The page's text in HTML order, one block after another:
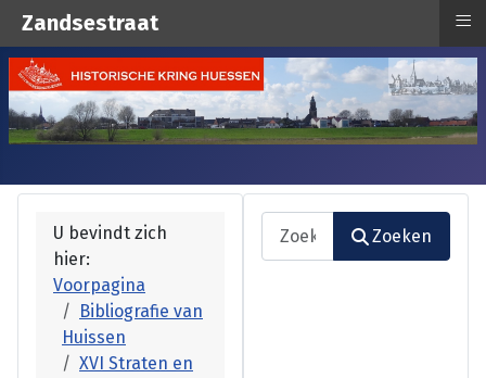
U bevindt zich
hier:
Voorpagina
Bibliografie van
Huissen
XVI Straten en
Zoeken
Zoeken
Zandsestraat ≡